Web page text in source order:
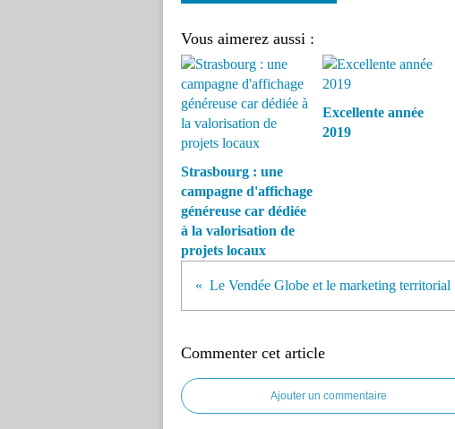
Vous aimerez aussi :
Strasbourg : une
campagne d'affichage
généreuse car dédiée
à la valorisation de
projets locaux
Excellente année
2019
Le Vendée Globe et le marketing territorial
Commenter cet article
Ajouter un commentaire